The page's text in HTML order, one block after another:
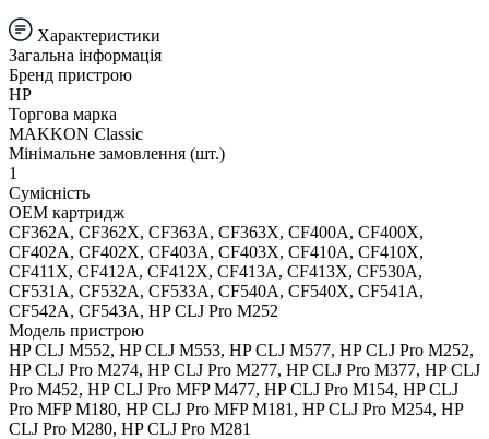
Характеристики
Загальна інформація
Бренд пристрою
HP
Торгова марка
MAKKON Classic
Мінімальне замовлення (шт.)
1
Сумісність
ОЕМ картридж
CF362A, CF362X, CF363A, CF363X, CF400A, CF400X,
CF402A, CF402X, CF403A, CF403X, CF410A, CF410X,
CF411X, CF412A, CF412X, CF413A, CF413X, CF530A,
CF531A, CF532A, CF533A, CF540A, CF540X, CF541A,
CF542A, CF543A, HP CLJ Pro M252
Модель пристрою
HP CLJ M552, HP CLJ M553, HP CLJ M577, HP CLJ Pro M252,
HP CLJ Pro M274, HP CLJ Pro M277, HP CLJ Pro M377, HP CLJ
Pro M452, HP CLJ Pro MFP M477, HP CLJ Pro M154, HP CLJ
Pro MFP M180, HP CLJ Pro MFP M181, HP CLJ Pro M254, HP
CLJ Pro M280, HP CLJ Pro M281